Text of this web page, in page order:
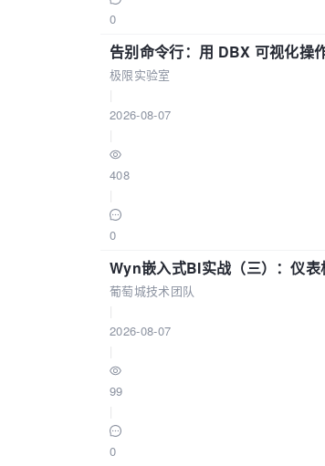
0
告别命令行：用 DBX 可视化
极限实验室
2026-08-07
408
0
Wyn嵌入式BI实战（三）：仪
葡萄城技术团队
2026-08-07
99
0